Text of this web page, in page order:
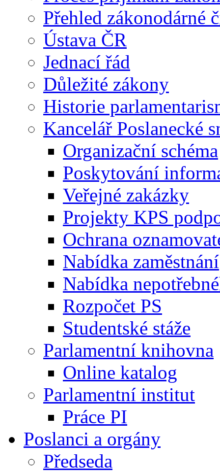
Přehled zákonodárné
Ústava ČR
Jednací řád
Důležité zákony
Historie
Kancelář Poslanecké
Organizační schéma
Poskytování
Veřejné zakázky
Projekty KPS
Ochrana
Nabídka zaměstnání
Nabídka
Rozpočet PS
Studentské stáže
Parlamentní knihovna
Online katalog
Parlamentní institut
Práce PI
Poslanci a orgány
Předseda